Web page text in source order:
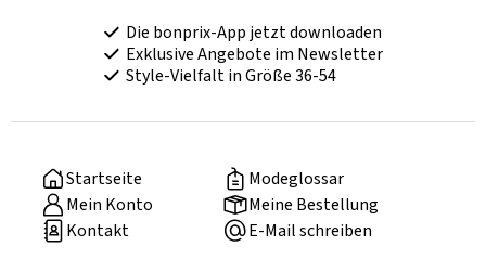
Die bonprix-App jetzt downloaden
Exklusive Angebote im Newsletter
Style-Vielfalt in Größe 36-54
Startseite
Modeglossar
Mein Konto
Meine Bestellung
Kontakt
E-Mail schreiben